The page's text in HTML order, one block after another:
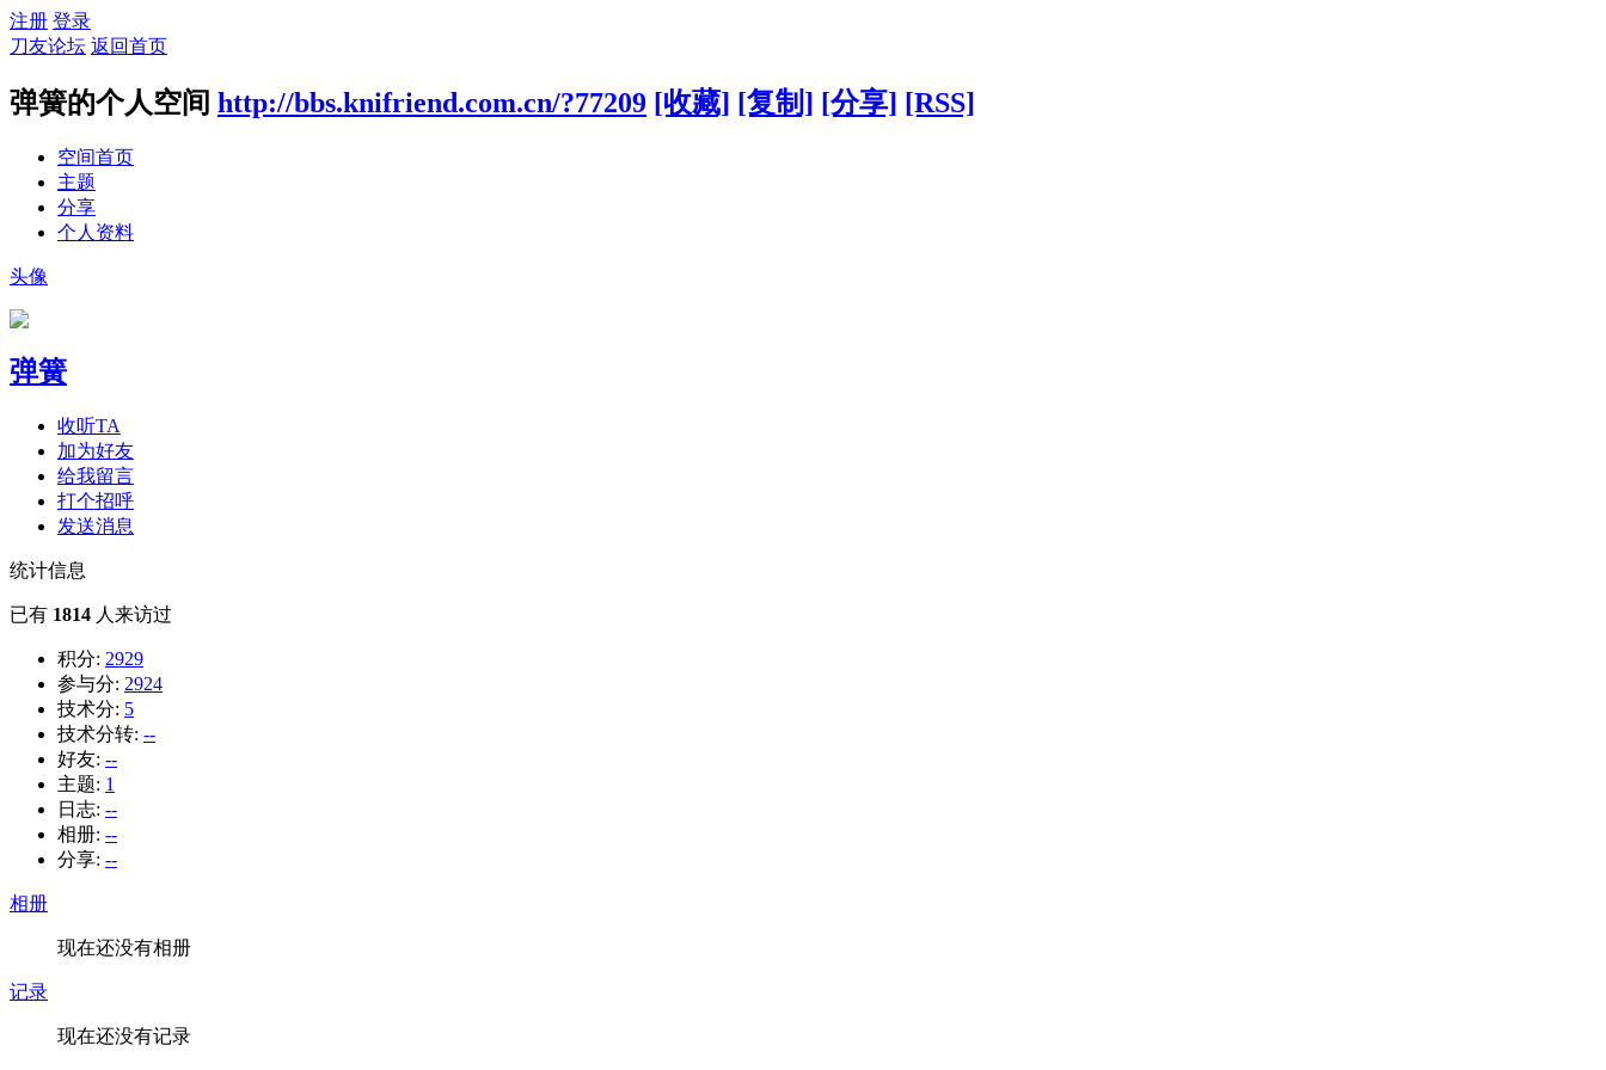
注册 登录
刀友论坛 返回首页
弹簧的个人空间 http://bbs.knifriend.com.cn/?77209 [收藏] [复制] [分享] [RSS]
空间首页
主题
分享
个人资料
头像
弹簧
收听TA
加为好友
给我留言
打个招呼
发送消息
统计信息
已有 1814 人来访过
积分: 2929
参与分: 2924
技术分: 5
技术分转: --
好友: --
主题: 1
日志: --
相册: --
分享: --
相册
现在还没有相册
记录
现在还没有记录